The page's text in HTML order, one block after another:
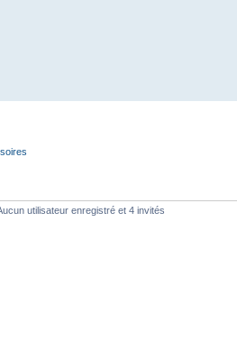
utilisateur enregistré et 4 invités